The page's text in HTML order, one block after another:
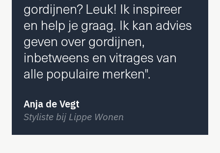
gordijnen? Leuk! Ik inspireer
en help je graag. Ik kan advies
geven over gordijnen,
inbetweens en vitrages van
alle populaire merken".
Anja de Vegt
Styliste bij Lippe Wonen